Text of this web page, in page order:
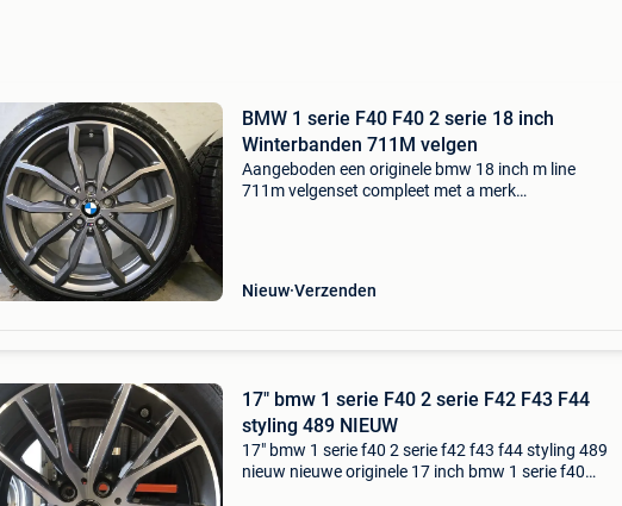
BMW 1 serie F40 F40 2 serie 18 inch
Winterbanden 711M velgen
Aangeboden een originele bmw 18 inch m line
711m velgenset compleet met a merk
Nieuw Verzenden
17" bmw 1 serie F40 2 serie F42 F43 F44
styling 489 NIEUW
17" bmw 1 serie f40 2 serie f42 f43 f44 styling 489
nieuw nieuwe originele 17 inch bmw 1 serie f40